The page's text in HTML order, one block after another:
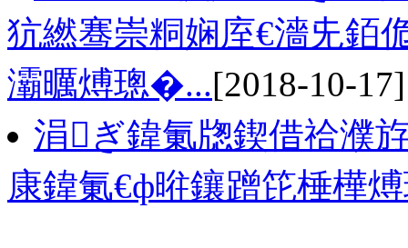
犺繎骞崇粡娴庢€濇兂銆
灞曞煿璁�...[2018-10-17]
涓ぎ鍏氭牎鍥借祫濮
康鍏氭€ф暀鑲蹭笓棰樺